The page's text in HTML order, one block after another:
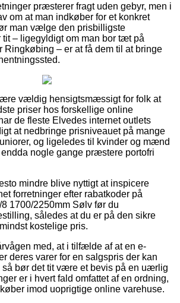
præsterer fragt uden gebyr, men i
om at man indkøber for et konkret
man vælge den prisbilligste
tit – ligegyldigt om man bor tæt på
Ringkøbing – er at få dem til at bringe
vældig hensigtsmæssigt for folk at
priser hos forskellige online
de fleste Elvedes internet outlets
at nedbringe prisniveauet på mange
og ligeledes til kvinder og mænd
nogle gange præstere portofri
mindre blive nyttigt at inspicere
forretninger efter rabatkoder på
1700/2250mm Sølv før du
således at du er på den sikre
kostelige pris.
med, at i tilfælde af at en e-
deres varer for en salgspris der kan
så bør det tit være et bevis på en uærlig
er i hvert fald omfattet af en ordning,
imod uoprigtige online varehuse.